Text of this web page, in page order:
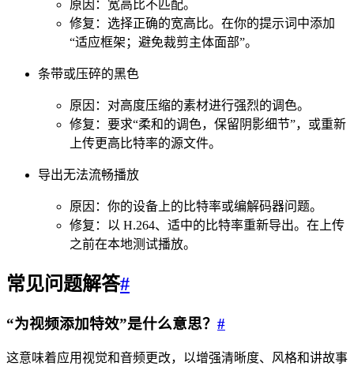
原因：宽高比不匹配。
修复：选择正确的宽高比。在你的提示词中添加
“适应框架；避免裁剪主体面部”。
条带或压碎的黑色
原因：对高度压缩的素材进行强烈的调色。
修复：要求“柔和的调色，保留阴影细节”，或重新
上传更高比特率的源文件。
导出无法流畅播放
原因：你的设备上的比特率或编解码器问题。
修复：以 H.264、适中的比特率重新导出。在上传
之前在本地测试播放。
常见问题解答#
“为视频添加特效”是什么意思？ #
这意味着应用视觉和音频更改，以增强清晰度、风格和讲故事